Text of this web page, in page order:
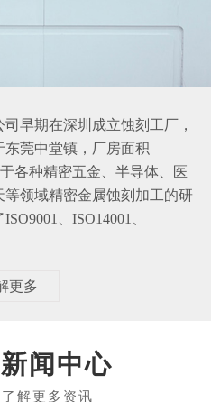
早期在深圳成立蚀刻工厂，
东莞中堂镇，厂房面积
各种精密五金、半导体、医
领域精密金属蚀刻加工的研
、ISO14001、
更多
新闻中心